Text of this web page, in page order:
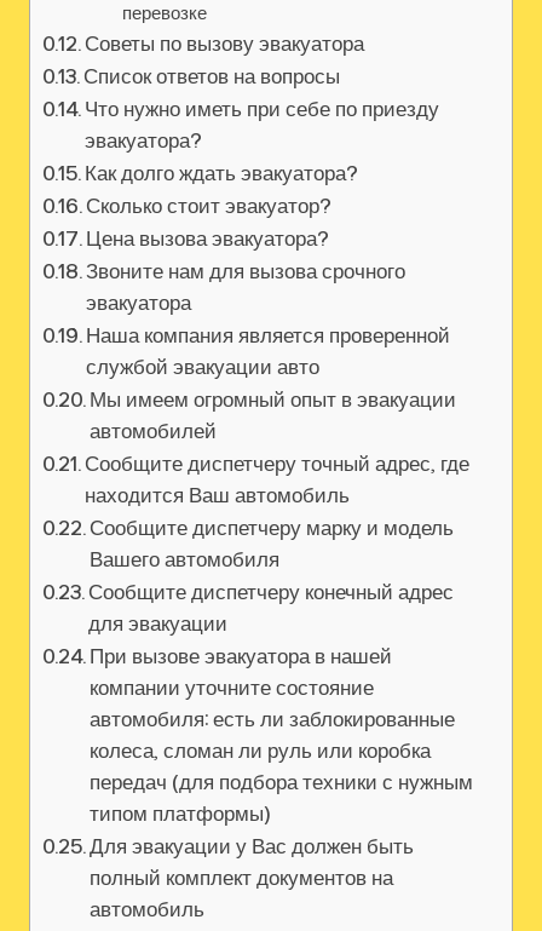
перевозке
Советы по вызову эвакуатора
Список ответов на вопросы
Что нужно иметь при себе по приезду
эвакуатора?
Как долго ждать эвакуатора?
Сколько стоит эвакуатор?
Цена вызова эвакуатора?
Звоните нам для вызова срочного
эвакуатора
Наша компания является проверенной
службой эвакуации авто
Мы имеем огромный опыт в эвакуации
автомобилей
Сообщите диспетчеру точный адрес‚ где
находится Ваш автомобиль
Сообщите диспетчеру марку и модель
Вашего автомобиля
Сообщите диспетчеру конечный адрес
для эвакуации
При вызове эвакуатора в нашей
компании уточните состояние
автомобиля: есть ли заблокированные
колеса‚ сломан ли руль или коробка
передач (для подбора техники с нужным
типом платформы)
Для эвакуации у Вас должен быть
полный комплект документов на
автомобиль